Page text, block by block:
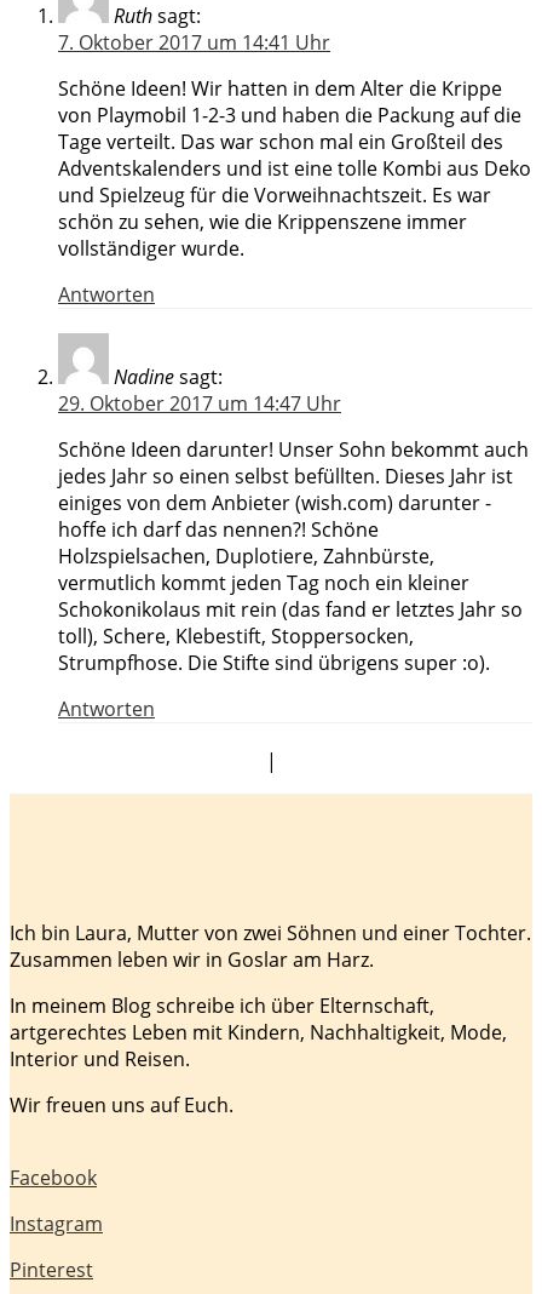
Ruthsagt:
7. Oktober 2017 um 14:41 Uhr
Schöne Ideen! Wir hatten in dem Alter die Krippe
von Playmobil 1-2-3 und haben die Packung auf die
Tage verteilt. Das war schon mal ein Großteil des
Adventskalenders und ist eine tolle Kombi aus Deko
und Spielzeug für die Vorweihnachtszeit. Es war
schön zu sehen, wie die Krippenszene immer
vollständiger wurde.
Antworten
Nadinesagt:
29. Oktober 2017 um 14:47 Uhr
Schöne Ideen darunter! Unser Sohn bekommt auch
jedes Jahr so einen selbst befüllten. Dieses Jahr ist
einiges von dem Anbieter (wish.com) darunter -
hoffe ich darf das nennen?! Schöne
Holzspielsachen, Duplotiere, Zahnbürste,
vermutlich kommt jeden Tag noch ein kleiner
Schokonikolaus mit rein (das fand er letztes Jahr so
toll), Schere, Klebestift, Stoppersocken,
Strumpfhose. Die Stifte sind übrigens super :o).
Antworten
|
Ich bin Laura, Mutter von zwei Söhnen und einer Tochter.
Zusammen leben wir in Goslar am Harz.
In meinem Blog schreibe ich über Elternschaft,
artgerechtes Leben mit Kindern, Nachhaltigkeit, Mode,
Interior und Reisen.
Wir freuen uns auf Euch.
Facebook
Instagram
Pinterest